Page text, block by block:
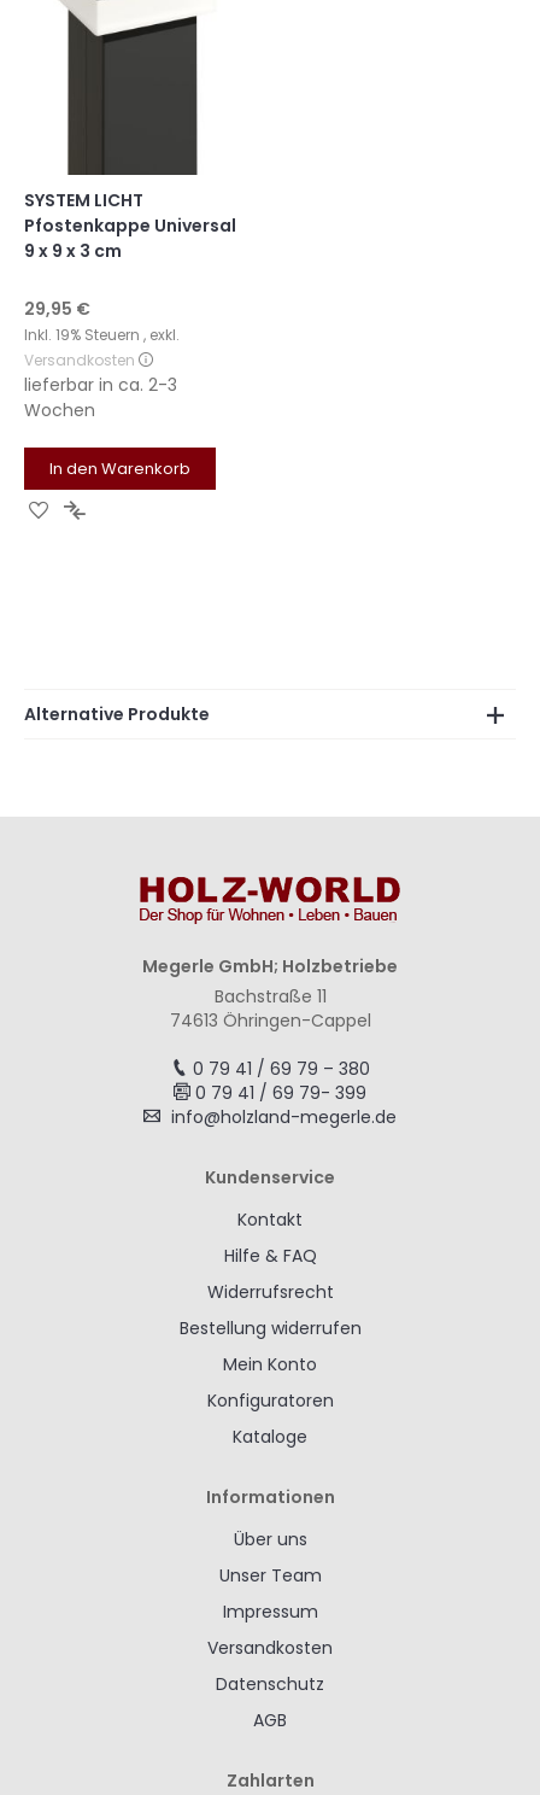
SYSTEM LICHT
Pfostenkappe Universal
9 x 9 x 3 cm
29,95 €
Inkl. 19% Steuern , exkl.
Versandkosten
lieferbar in ca. 2-3
Wochen
In den Warenkorb
Zur Zur
Alternative Produkte
Megerle GmbH; Holzbetriebe
Bachstraße 11
74613 Öhringen-Cappel
0 79 41 / 69 79 – 380
0 79 41 / 69 79- 399
info@holzland-megerle.de
Kundenservice
Kontakt
Hilfe & FAQ
Widerrufsrecht
Bestellung widerrufen
Mein Konto
Konfiguratoren
Kataloge
Informationen
Über uns
Unser Team
Impressum
Versandkosten
Datenschutz
AGB
Zahlarten